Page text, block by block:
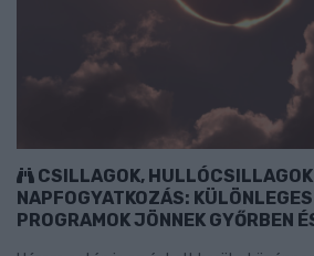
CSILLAGOK, HULLÓCSILLAGOK
NAPFOGYATKOZÁS:
PROGRAMOK JÖNNEK GYŐRBEN